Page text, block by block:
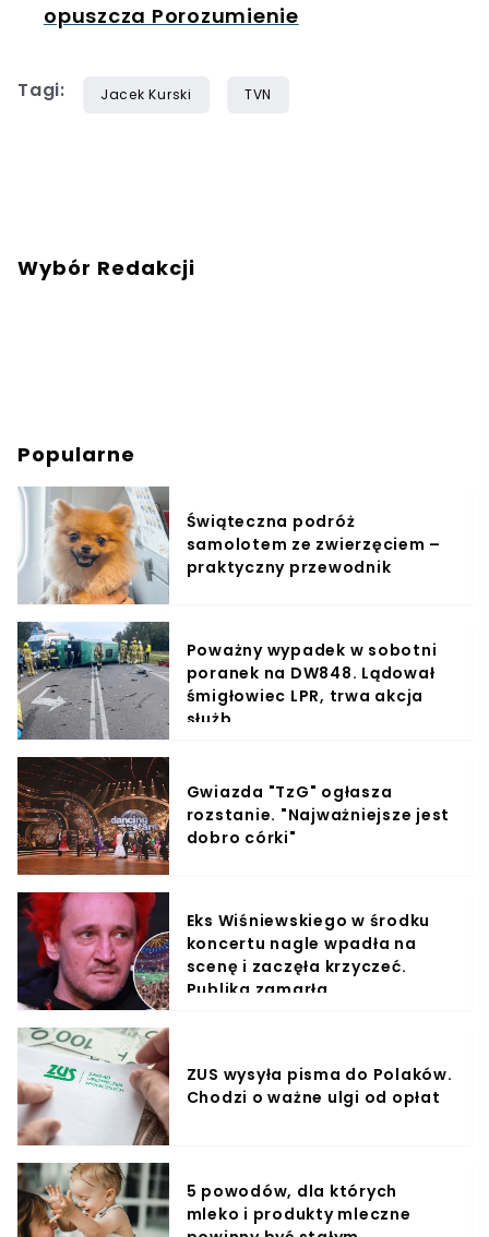
opuszcza Porozumienie
Tagi: Jacek Kurski TVN
Wybór Redakcji
Popularne
Świąteczna podróż
samolotem ze zwierzęciem –
praktyczny przewodnik
Poważny wypadek w sobotni
poranek na DW848. Lądował
śmigłowiec LPR, trwa akcja
służb
Gwiazda "TzG" ogłasza
rozstanie. "Najważniejsze jest
dobro córki"
Eks Wiśniewskiego w środku
koncertu nagle wpadła na
scenę i zaczęła krzyczeć.
Publika zamarła
ZUS wysyła pisma do Polaków.
Chodzi o ważne ulgi od opłat
5 powodów, dla których
mleko i produkty mleczne